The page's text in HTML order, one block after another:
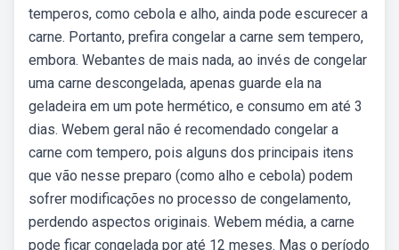
temperos, como cebola e alho, ainda pode escurecer a
carne. Portanto, prefira congelar a carne sem tempero,
embora. Webantes de mais nada, ao invés de congelar
uma carne descongelada, apenas guarde ela na
geladeira em um pote hermético, e consumo em até 3
dias. Webem geral não é recomendado congelar a
carne com tempero, pois alguns dos principais itens
que vão nesse preparo (como alho e cebola) podem
sofrer modificações no processo de congelamento,
perdendo aspectos originais. Webem média, a carne
pode ficar congelada por até 12 meses. Mas o período